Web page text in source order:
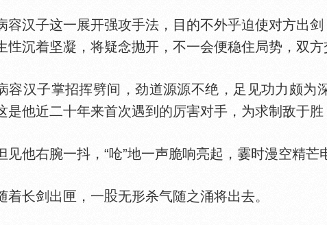
子这一展开强攻手法，目的不外乎迫使对方出剑
沉着坚凝，将疑念抛开，不一会便稳住局势，双
汉子掌招挥劈间，劲道源源不绝，足见功力颇为
是他近二十年来首次遇到的厉害对手，为求制敌于
他右腕一抖，“呛”地一声脆响亮起，霎时漫空精
长剑出匣，一 无形杀气随之涌将出去。